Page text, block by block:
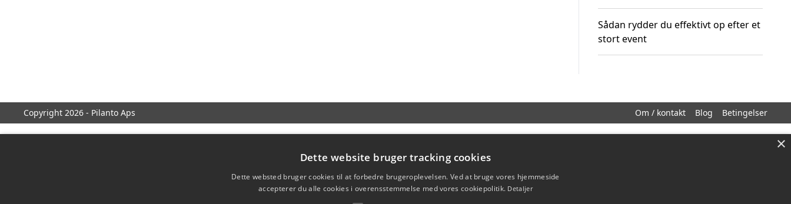
Sådan rydder du effektivt op efter et
stort event
Copyright 2026 - Pilanto Aps Om / kontakt Blog Betingelser
×
Dette website bruger tracking cookies
Dette websted bruger cookies til at forbedre brugeroplevelsen. Ved at bruge vores hjemmeside
accepterer du alle cookies i overensstemmelse med vores cookiepolitik. Detaljer